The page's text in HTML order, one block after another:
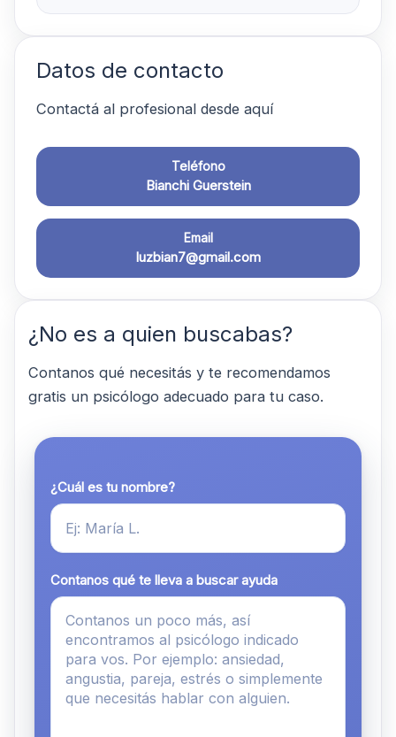
Datos de contacto
Contactá al profesional desde aquí
Teléfono
Bianchi Guerstein
Email
luzbian7@gmail.com
¿No es a quien buscabas?
Contanos qué necesitás y te recomendamos
gratis un psicólogo adecuado para tu caso.
¿Cuál es tu nombre?
Contanos qué te lleva a buscar ayuda